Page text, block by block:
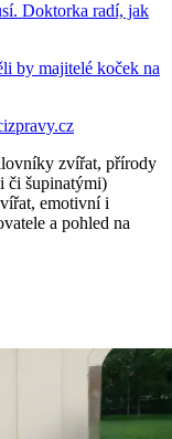
Doktorka radí, jak
by majitelé koček na
zvířat, přírody
či šupinatými)
emotivní i
a pohled na